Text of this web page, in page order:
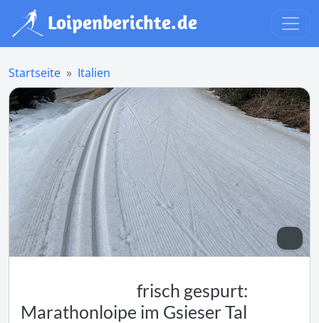
Startseite Italien
frisch gespurt:
Marathonloipe im Gsieser Tal